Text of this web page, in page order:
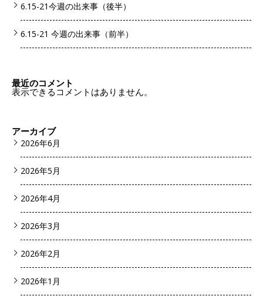
6.15-21今週の出来事（後半）
6.15-21 今週の出来事（前半）
最近のコメント
表示できるコメントはありません。
アーカイブ
2026年6月
2026年5月
2026年4月
2026年3月
2026年2月
2026年1月